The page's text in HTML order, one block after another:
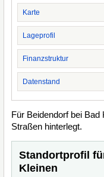
Karte
Lageprofil
Finanzstruktur
Datenstand
Für Beidendorf bei Bad
Straßen hinterlegt.
Standortprofil
Kleinen